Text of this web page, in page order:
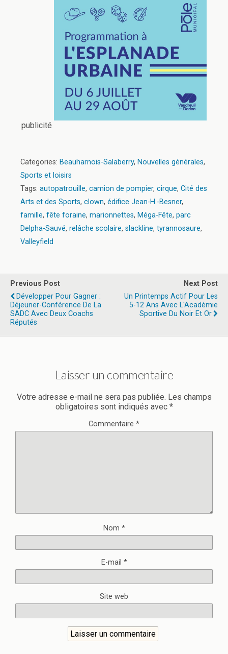
publicité
Categories: Beauharnois-Salaberry, Nouvelles générales,
Sports et loisirs
Tags: autopatrouille, camion de pompier, cirque, Cité des
Arts et des Sports, clown, édifice Jean-H.-Besner,
famille, fête foraine, marionnettes, Méga-Fête, parc
Delpha-Sauvé, relâche scolaire, slackline, tyrannosaure,
Valleyfield
Previous Post
Développer Pour Gagner :
Déjeuner-Conférence De La
SADC Avec Deux Coachs
Réputés
Next Post
Un Printemps Actif Pour Les
5-12 Ans Avec L'Académie
Sportive Du Noir Et Or
Laisser un commentaire
Votre adresse e-mail ne sera pas publiée. Les champs
obligatoires sont indiqués avec *
Commentaire *
Nom *
E-mail *
Site web